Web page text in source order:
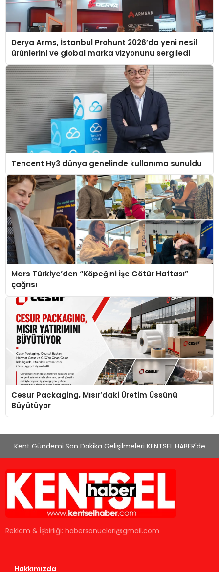
Derya Arms, İstanbul Prohunt 2026’da yeni nesil
ürünlerini ve global marka vizyonunu sergiledi
Tencent Hy3 dünya genelinde kullanıma sunuldu
Mars Türkiye’den “Köpeğini İşe Götür Haftası”
çağrısı
Cesur Packaging, Mısır’daki Üretim Üssünü
Büyütüyor
Kent Gündemi Son Dakika Gelişilmeleri KENTSEL HABER'de
Reklam & İşbirliği:habersonuclari@gmail.com
Hakkımızda